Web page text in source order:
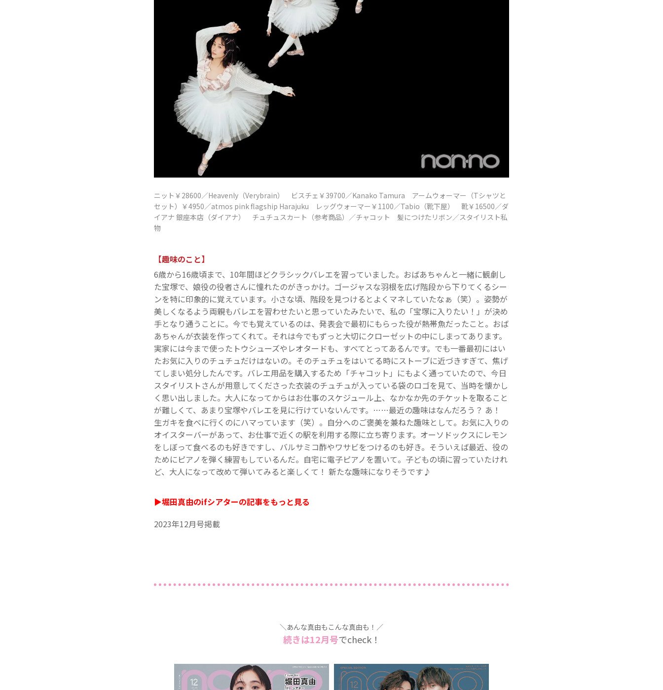
ニット￥28600／Heavenly（Verybrain） ビスチェ￥39700／Kanako Tamura アームウォーマー（Tシャツと
セット）￥4950／atmos pink flagship Harajuku レッグウォーマー￥1100／Tabio（靴下屋） 靴￥16500／ダ
イアナ 銀座本店（ダイアナ） チュチュスカート（参考商品）／チャコット 髪につけたリボン／スタイリスト私
物
【趣味のこと】
6歳から16歳頃まで、10年間ほどクラシックバレエを習っていました。おばあちゃんと一緒に観劇し
た宝塚で、娘役の役者さんに憧れたのがきっかけ。ゴージャスな羽根を広げ階段から下りてくるシー
ンを特に印象的に覚えています。小さな頃、階段を見つけるとよくマネしていたなぁ（笑）。姿勢が
美しくなるよう両親もバレエを習わせたいと思っていたみたいで、私の「宝塚に入りたい！」が決め
手となり通うことに。今でも覚えているのは、発表会で最初にもらった役が熱帯魚だったこと。おば
あちゃんが衣装を作ってくれて。それは今でもずっと大切にクローゼットの中にしまってあります。
実家には今まで使ったトウシューズやレオタードも、すべてとってあるんです。でも一番最初にはい
たお気に入りのチュチュだけはないの。そのチュチュをはいてる時にストーブに近づきすぎて、焦げ
てしまい処分したんです。バレエ用品を購入するため「チャコット」にもよく通っていたので、今日
スタイリストさんが用意してくださった衣装のチュチュが入っている袋のロゴを見て、当時を懐かし
く思い出しました。大人になってからはお仕事のスケジュール上、なかなか先のチケットを取ること
が難しくて、あまり宝塚やバレエを見に行けていないんです。……最近の趣味はなんだろう？ あ！
生ガキを食べに行くのにハマっています（笑）。自分へのご褒美を兼ねた趣味として。お気に入りの
オイスターバーがあって、お仕事で近くの駅を利用する際に立ち寄ります。オーソドックスにレモン
をしぼって食べるのも好きですし、バルサミコ酢やワサビをつけるのも好き。そういえば最近、役の
ためにピアノを弾く練習もしているんだ。自宅に電子ピアノを置いて。子どもの頃に習っていたけれ
ど、大人になって改めて弾いてみると楽しくて！ 新たな趣味になりそうです♪
▶堀田真由のifシアターの記事をもっと見る
2023年12月号掲載
＼あんな真由もこんな真由も！／
続きは12月号でcheck！